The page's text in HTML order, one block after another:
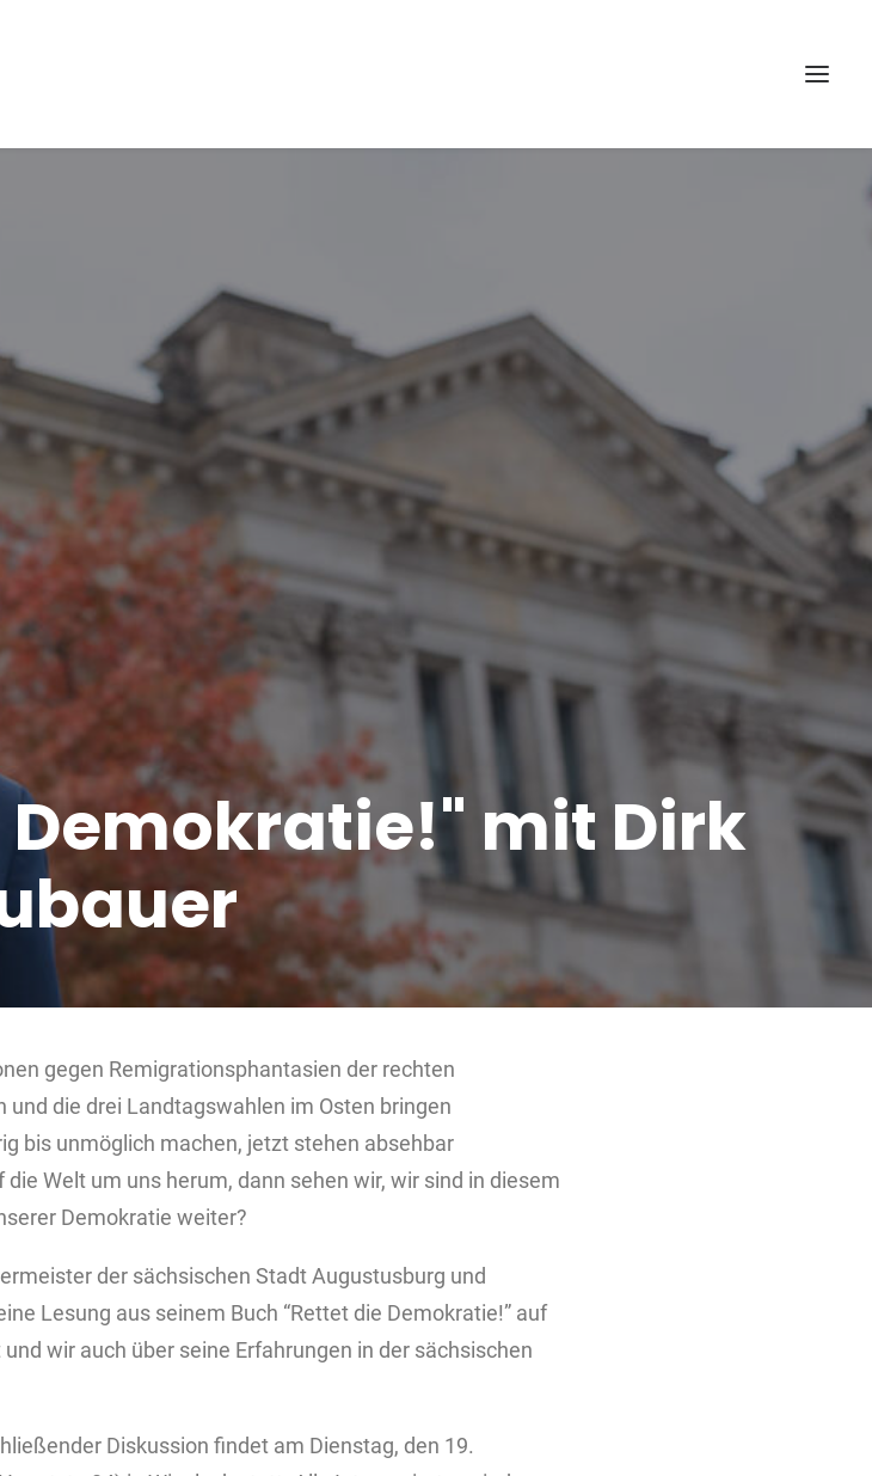
Demokratie!" mit Dirk
gegen Remigrationsphantasien der rechten
die drei Landtagswahlen im Osten bringen
bis unmöglich machen, jetzt stehen absehbar
Welt um uns herum, dann sehen wir, wir sind in diesem
Demokratie weiter?
der sächsischen Stadt Augustusburg und
Lesung aus seinem Buch “Rettet die Demokratie!” auf
wir auch über seine Erfahrungen in der sächsischen
Diskussion findet am Dienstag, den 19.